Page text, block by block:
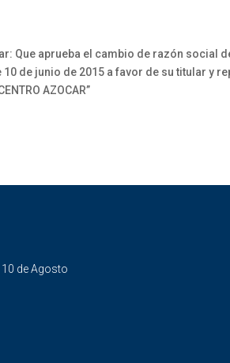
Que aprueba el cambio de razón social
de junio de 2015 a favor de su titular y
AZOCAR”
de Agosto